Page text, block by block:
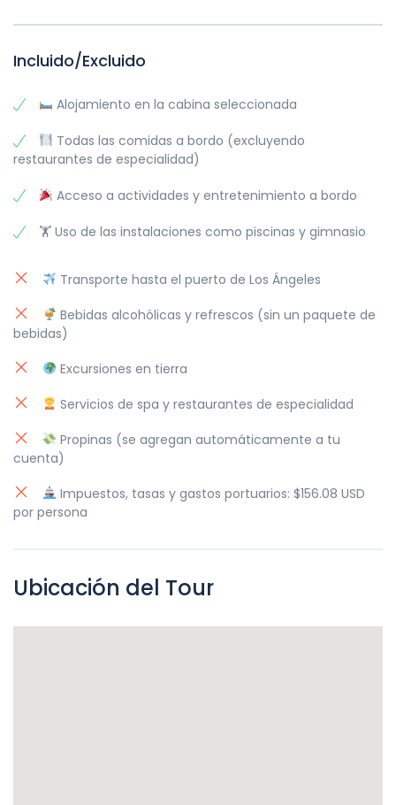
Las tarifas están sujetas a cambios y
Depósitos no reembolsables después del 31
Los impuestos portuarios son de $156.08 USD
Incluido/Excluido
Alojamiento en la cabina seleccionada
Todas las comidas a bordo (excluyendo
restaurantes de especialidad)
Acceso a actividades y entretenimiento a bordo
🏋️ Uso de las instalaciones como piscinas y gimnasio
Transporte hasta el puerto de Los Ángeles
Bebidas alcohólicas y refrescos (sin un paquete de
bebidas)
Excursiones en tierra
Servicios de spa y restaurantes de especialidad
Propinas (se agregan automáticamente a tu
cuenta)
Impuestos, tasas y gastos portuarios: $156.08 USD
por persona
Ubicación del Tour